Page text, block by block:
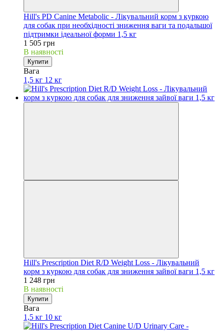
Hill's PD Canine Metabolic - Лікувальний корм з куркою
для собак при необхідності зниження ваги та подальшої
підтримки ідеальної форми 1,5 кг
1 505 грн
В наявності
Купити
Вага
1,5 кг 12 кг
Hill's Prescription Diet R/D Weight Loss - Лікувальний
корм з куркою для собак для зниження зайвої ваги 1,5 кг
1 248 грн
В наявності
Купити
Вага
1,5 кг 10 кг